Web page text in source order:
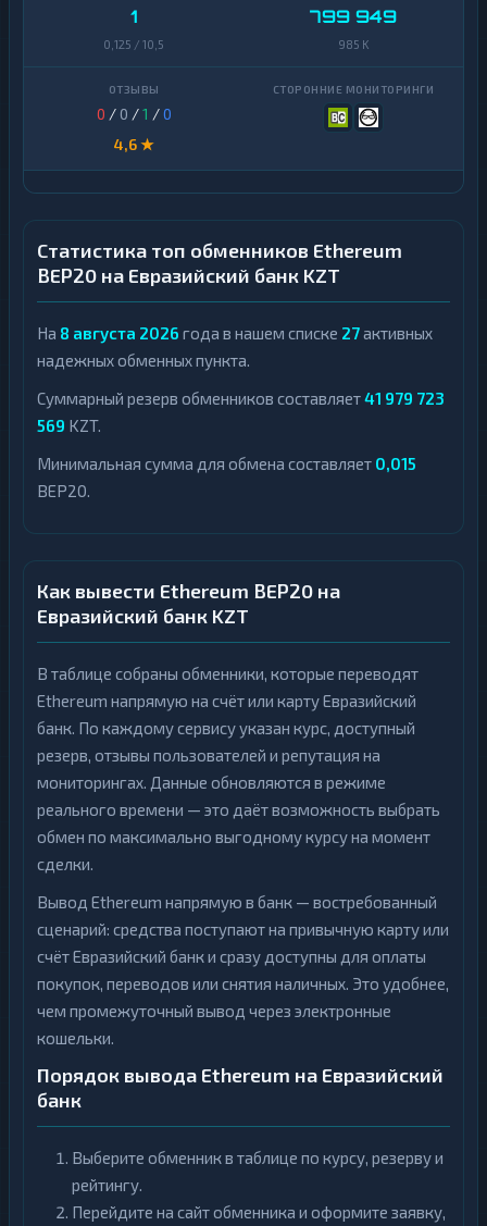
1
0,125 / 10,5
799 949
985 K
0 / 0 /1 /0
4,6 ★
Статистика топ обменников Ethereum
BEP20 на Евразийский банк KZT
На 8 августа 2026 года в нашем списке 27активных
надежных обменных пункта.
Суммарный резерв обменников составляет41 979 723
569 KZT.
Минимальная сумма для обмена составляет 0,015
BEP20.
Как вывести Ethereum BEP20 на
Евразийский банк KZT
В таблице собраны обменники, которые переводят
Ethereum напрямую на счёт или карту Евразийский
банк. По каждому сервису указан курс, доступный
резерв, отзывы пользователей и репутация на
мониторингах. Данные обновляются в режиме
реального времени — это даёт возможность выбрать
обмен по максимально выгодному курсу на момент
сделки.
Вывод Ethereum напрямую в банк — востребованный
сценарий: средства поступают на привычную карту или
счёт Евразийский банк и сразу доступны для оплаты
покупок, переводов или снятия наличных. Это удобнее,
чем промежуточный вывод через электронные
кошельки.
Порядок вывода Ethereum на Евразийский
банк
Выберите обменник в таблице по курсу, резерву и
рейтингу.
Перейдите на сайт обменника и оформите заявку,